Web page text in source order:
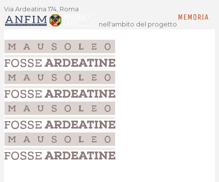
Via Ardeatina 174, Roma
nell'ambito del progetto